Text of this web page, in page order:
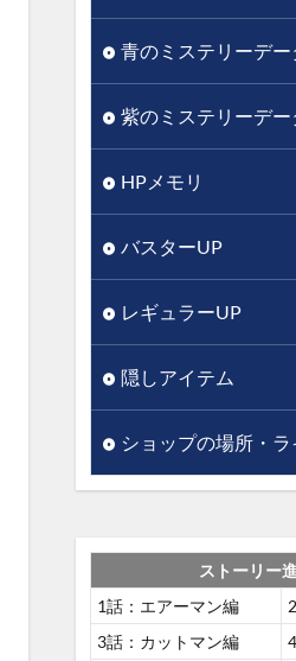
青のミステリーデー
紫のミステリーデー
HPメモリ
バスターUP
レギュラーUP
隠しアイテム
ショップの場所・
ストーリー
1話：エアーマン編
3話：カットマン編